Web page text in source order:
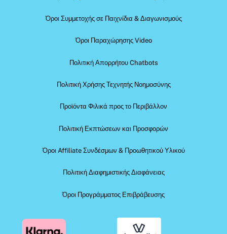
Όροι Συμμετοχής σε Παιχνίδια & Διαγωνισμούς
Όροι Παραχώρησης Video
Πολιτική Απορρήτου Chatbots
Πολιτική Χρήσης Τεχνητής Νοημοσύνης
Προϊόντα Φιλικά προς το Περιβάλλον
Πολιτική Εκπτώσεων και Προσφορών
Όροι Affiliate Συνδέσμων & Προωθητικού Υλικού
Πολιτική Διαφημιστικής Διαφάνειας
Όροι Προγράμματος Επιβράβευσης